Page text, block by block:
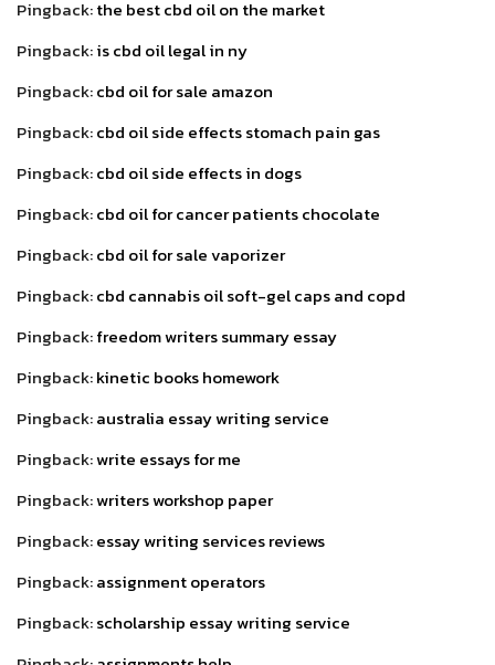
Pingback:the best cbd oil on the market
Pingback:is cbd oil legal in ny
Pingback:cbd oil for sale amazon
Pingback:cbd oil side effects stomach pain gas
Pingback:cbd oil side effects in dogs
Pingback:cbd oil for cancer patients chocolate
Pingback:cbd oil for sale vaporizer
Pingback:cbd cannabis oil soft-gel caps and copd
Pingback:freedom writers summary essay
Pingback:kinetic books homework
Pingback:australia essay writing service
Pingback:write essays for me
Pingback:writers workshop paper
Pingback:essay writing services reviews
Pingback:assignment operators
Pingback:scholarship essay writing service